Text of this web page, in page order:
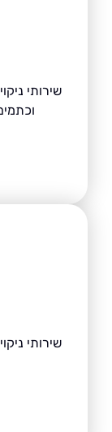
שירותי ניקוי
וכתמים
שירותי ניקוי